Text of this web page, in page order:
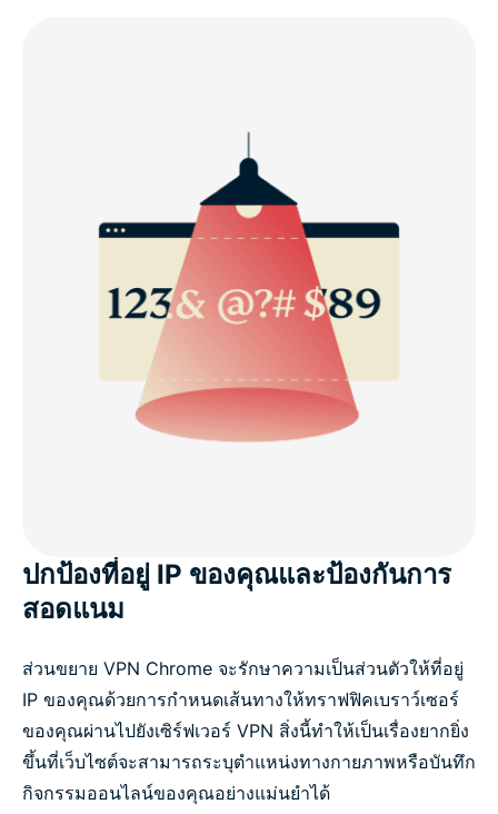
ปกป้องที่อยู่ IP ของคุณและป้องกันการ
สอดแนม
ส่วนขยาย VPN Chrome จะรักษาความเป็นส่วนตัวให้ที่อยู่
IP ของคุณด้วยการกำหนดเส้นทางให้ทราฟฟิคเบราว์เซอร์
ของคุณผ่านไปยังเซิร์ฟเวอร์ VPN สิ่งนี้ทำให้เป็นเรื่องยากยิ่ง
ขึ้นที่เว็บไซต์จะสามารถระบุตำแหน่งทางกายภาพหรือบันทึก
กิจกรรมออนไลน์ของคุณอย่างแม่นยำได้